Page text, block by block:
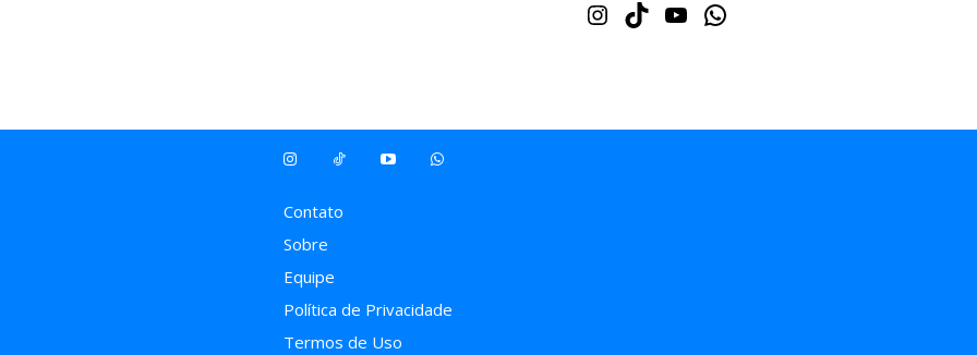
Instagram
TikTok Youtube
Contato
Sobre
Equipe
Política de Privacidade
Termos de Uso